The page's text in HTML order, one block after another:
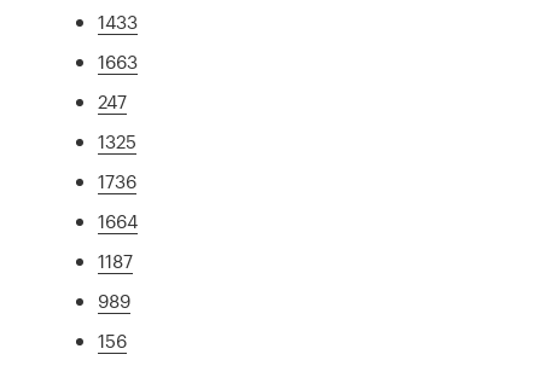
1433
1663
247
1325
1736
1664
1187
989
156